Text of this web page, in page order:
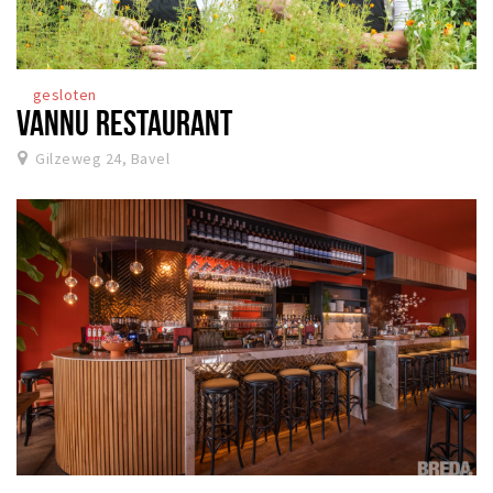
gesloten
VANNU RESTAURANT
Gilzeweg 24, Bavel